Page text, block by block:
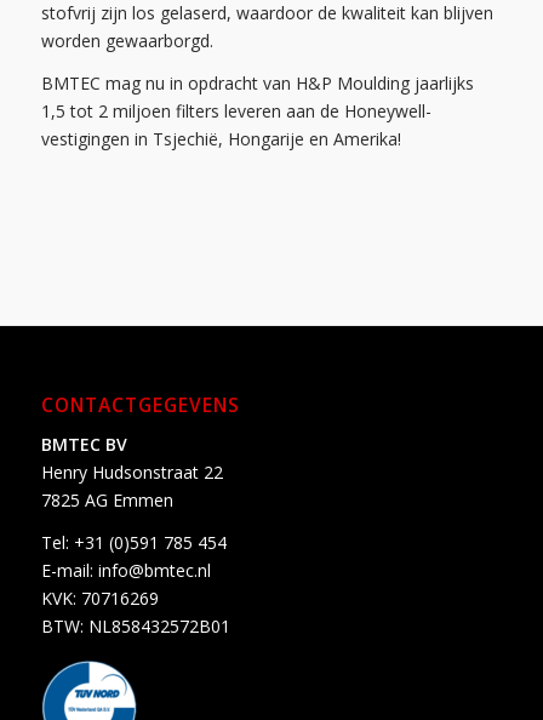
stofvrij zijn los gelaserd, waardoor de kwaliteit kan blijven
worden gewaarborgd.
BMTEC mag nu in opdracht van H&P Moulding jaarlijks
1,5 tot 2 miljoen filters leveren aan de Honeywell-
vestigingen in Tsjechië, Hongarije en Amerika!
CONTACTGEGEVENS
BMTEC BV
Henry Hudsonstraat 22
7825 AG Emmen
Tel: +31 (0)591 785 454
E-mail: info@bmtec.nl
KVK: 70716269
BTW: NL858432572B01